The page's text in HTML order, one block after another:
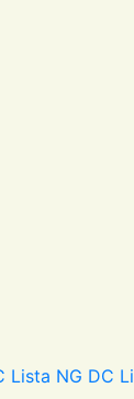
Lista NG DC